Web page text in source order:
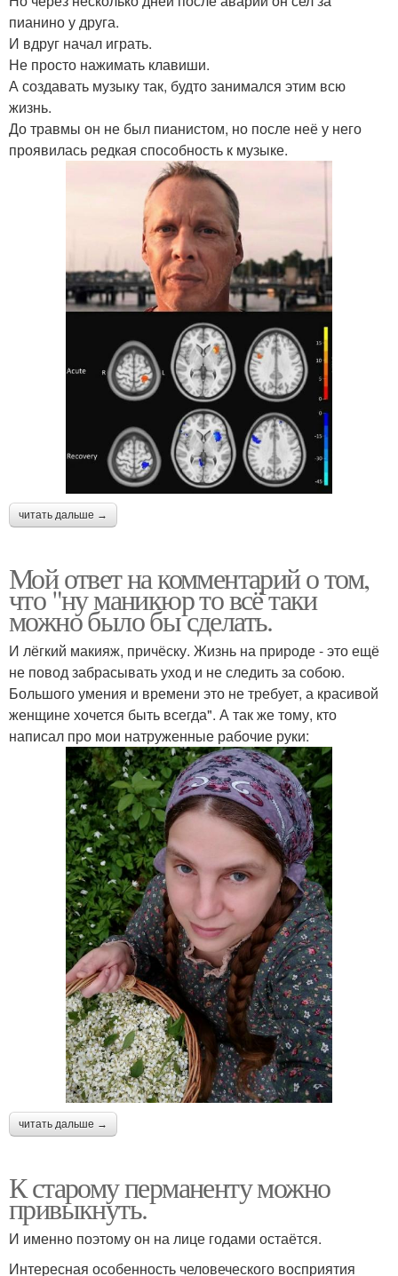
пианино у друга.
И вдруг начал играть.
Не просто нажимать клавиши.
А создавать музыку так, будто занимался этим всю
жизнь.
До травмы он не был пианистом, но после неё у него
проявилась редкая способность к музыке.
читать дальше →
Мой ответ на комментарий о том,
что "ну маникюр то всё таки
можно было бы сделать.
И лёгкий макияж, причёску. Жизнь на природе - это ещё
не повод забрасывать уход и не следить за собою.
Большого умения и времени это не требует, а красивой
женщине хочется быть всегда". А так же тому, кто
написал про мои натруженные рабочие руки:
читать дальше →
К старому перманенту можно
привыкнуть.
И именно поэтому он на лице годами остаётся.
Интересная особенность человеческого восприятия